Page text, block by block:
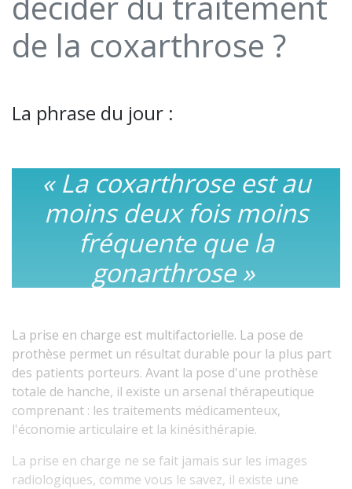
de la coxarthrose ?
La phrase du jour :
« La coxarthrose est au
moins deux fois moins
fréquente que la
gonarthrose»
La prise en charge est multifactorielle. La pose de
prothèse permet un résultat durable pour la plus part
des patients porteurs. Avant la pose d'une prothèse
totale de hanche, il existe un arsenal thérapeutique
comprenant : les traitements médicamenteux,
l'économie articulaire et la kinésithérapie.
La prise en charge ne se fait jamais sur les images
radiologiques, comme vous le savez, il existe une